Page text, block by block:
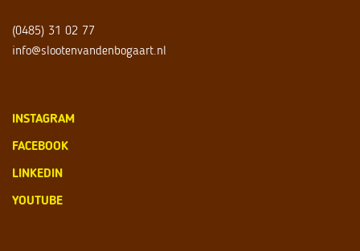
(0485) 31 02 77
info@slootenvandenbogaart.nl
INSTAGRAM
FACEBOOK
LINKEDIN
YOUTUBE